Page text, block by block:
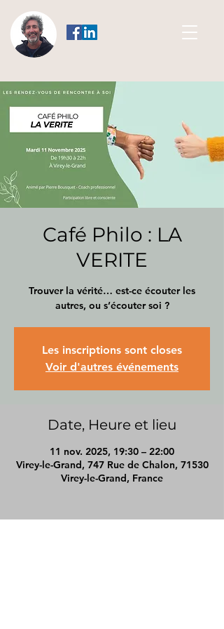
Café Philo : LA
VERITE
Trouver la vérité… est-ce écouter les
autres, ou s’écouter soi ?
Les inscriptions sont closes
Voir d'autres événements
Date, Heure et lieu
11 nov. 2025, 19:30 – 22:00
Virey-le-Grand, 747 Rue de Chalon, 71530
Virey-le-Grand, France